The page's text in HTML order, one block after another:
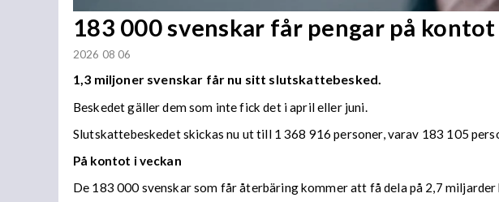
183 000 svenskar får pengar på
2026 08 06
1,3 miljoner svenskar får nu sitt slutskattebesked.
Beskedet gäller dem som inte fick det i april eller juni.
Slutskattebeskedet skickas nu ut till 1 368 916 personer, varav 183 105
På kontot i veckan
De 183 000 svenskar som får återbäring kommer att få dela på 2,7 miljarder